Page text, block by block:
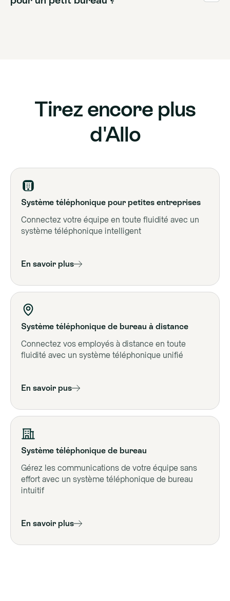
Tirez encore plus
d'Allo
Système téléphonique pour petites entreprises
Connectez votre équipe en toute fluidité avec un
système téléphonique intelligent
En savoir plus
Système téléphonique de bureau à distance
Connectez vos employés à distance en toute
fluidité avec un système téléphonique unifié
En savoir pus
Système téléphonique de bureau
Gérez les communications de votre équipe sans
effort avec un système téléphonique de bureau
intuitif
En savoir plus